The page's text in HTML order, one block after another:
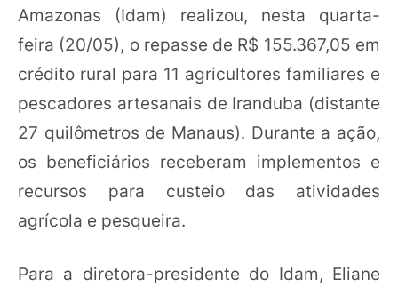
Amazonas (Idam) realizou, nesta quarta-
feira (20/05), o repasse de R$ 155.367,05 em
crédito rural para 11 agricultores familiares e
pescadores artesanais de Iranduba (distante
27 quilômetros de Manaus). Durante a ação,
os beneficiários receberam implementos e
recursos para custeio das atividades
agrícola e pesqueira.
Para a diretora-presidente do Idam, Eliane